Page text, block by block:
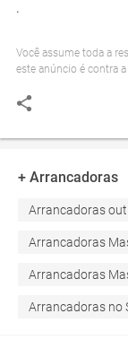
.
Você assume toda a
este anúncio é contra
+ Arrancadoras
Arrancadoras
Arrancadoras
Arrancadoras
Arrancadoras no